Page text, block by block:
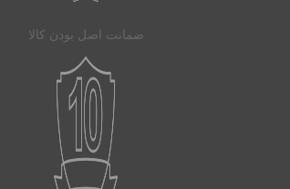
ضمانت اصل بودن کالا